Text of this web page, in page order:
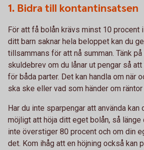
1. Bidra till kontantinsatsen
För att få bolån krävs minst 10 procent
ditt barn saknar hela beloppet kan du
tillsammans för att nå summan. Tänk
skuldebrev om du lånar ut pengar så
för båda parter. Det kan handla om när
ska ske eller vad som händer om räntor
Har du inte sparpengar att använda kan
möjligt att höja ditt eget bolån, så länge
inte överstiger 80 procent och om din
det. Kom ihåg att en höjning också kan